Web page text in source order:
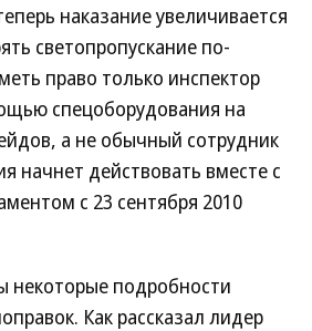
наказание увеличивается
светопропускание по-
право только инспектор
спецоборудования на
а не обычный сотрудник
начнет действовать вместе с
с 23 сентября 2010
некоторые подробности
Как рассказал лидер